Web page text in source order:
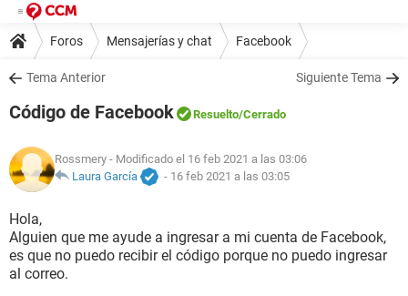
Foros Mensajerías y chat Facebook
Tema Anterior Siguiente Tema
Código de Facebook Resuelto/Cerrado
Rossmery - Modificado el 16 feb 2021 a las 03:06
Laura García
- 16 feb 2021 a las 03:05
Hola,
Alguien que me ayude a ingresar a mi cuenta de Facebook,
es que no puedo recibir el código porque no puedo ingresar
al correo.